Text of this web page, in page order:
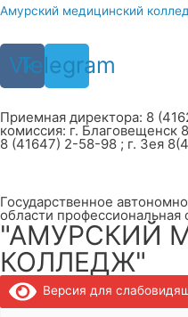
Перейти
содержимому
Амурский медицинский
Vk
Telegram
Приемная директора: 8
комиссия: г. Благовещенск
8 (41647) 2-58-98 ; г. Зея
Государственное
области профессиональная
"АМУРСКИЙ
КОЛЛЕДЖ"
Версия для